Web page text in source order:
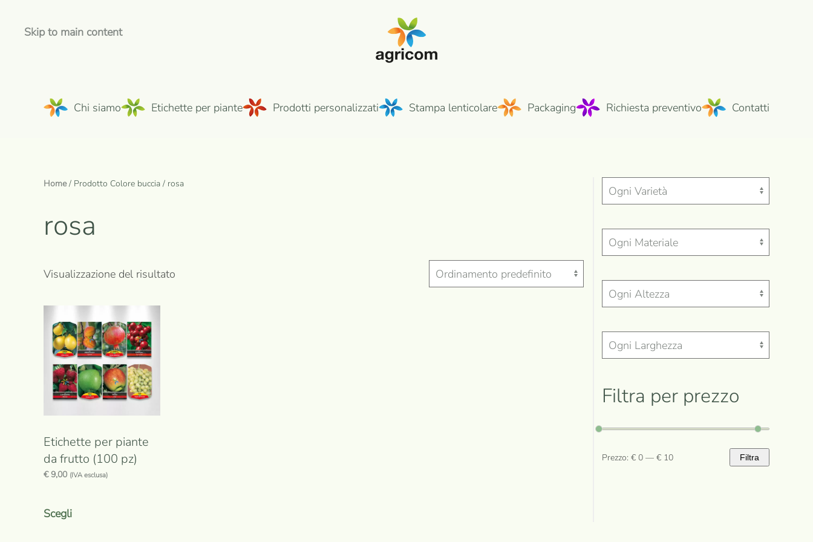
Skip to main content
Chi siamo Etichette per piante Prodotti personalizzati Stampa lenticolare Packaging Richiesta preventivo Contatti
Home/ Prodotto Colore buccia / rosa
rosa
Visualizzazione del risultato
Etichette per piante
da frutto (100 pz)
€9,00 (IVA esclusa)
Scegliprodotto
Filtra per prezzo
Prezzo
Prezzo
Filtra
Prezzo: € 0— € 10